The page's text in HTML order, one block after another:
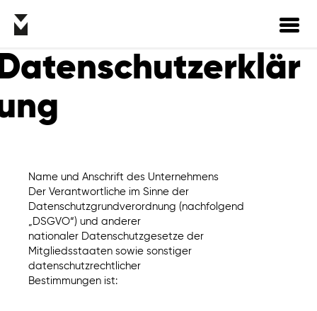
Name und Anschrift des Unternehmens
Der Verantwortliche im Sinne der
Datenschutzgrundverordnung (nachfolgend
„DSGVO“) und anderer
nationaler Datenschutzgesetze der
Mitgliedsstaaten sowie sonstiger
datenschutzrechtlicher
Bestimmungen ist: